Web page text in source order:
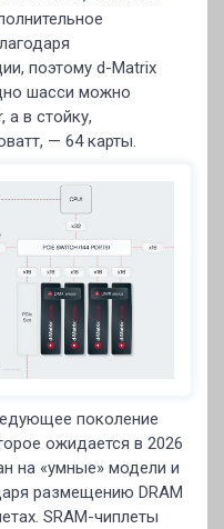
поэтому d-Matrix
шасси можно
а в стойку,
— 64 карты.
поколение
ожидается в 2026
на «умные» модели и
размещению DRAM
SRAM-чиплеты